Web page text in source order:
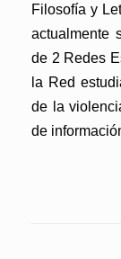
Filosofía y
actualmente
de 2 Redes
la Red
de la
de